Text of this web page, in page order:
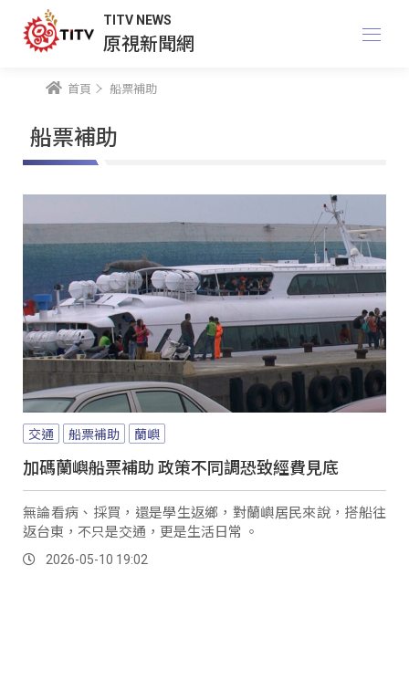
TITV NEWS
原視新聞網
首頁 船票補助
船票補助
交通 船票補助 蘭嶼
加碼蘭嶼船票補助 政策不同調恐致經費見底
無論看病、採買，還是學生返鄉，對蘭嶼居民來說，搭船往
返台東，不只是交通，更是生活日常 。
2026-05-10 19:02